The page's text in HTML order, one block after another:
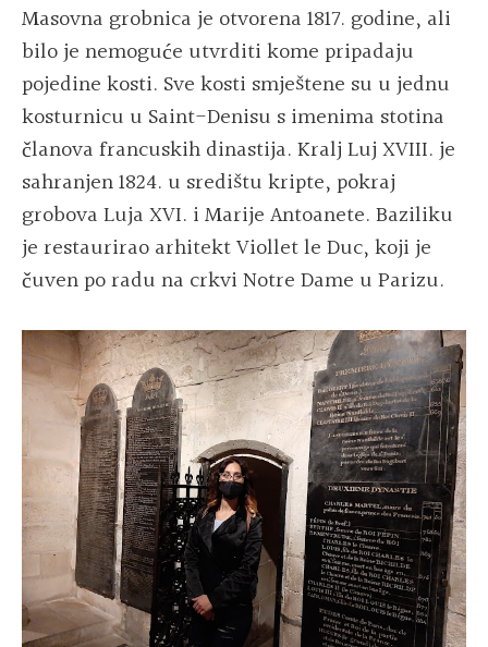
Masovna grobnica je otvorena 1817. godine, ali
bilo je nemoguće utvrditi kome pripadaju
pojedine kosti. Sve kosti smještene su u jednu
kosturnicu u Saint-Denisu s imenima stotina
članova francuskih dinastija. Kralj Luj XVIII. je
sahranjen 1824. u središtu kripte, pokraj
grobova Luja XVI. i Marije Antoanete. Baziliku
je restaurirao arhitekt Viollet le Duc, koji je
čuven po radu na crkvi Notre Dame u Parizu.